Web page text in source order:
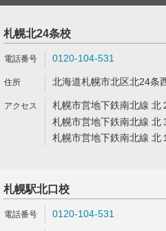
札幌北24条校
0120-104-531
北海道札幌市北区北24条
札幌市営地下鉄南北線 北
札幌市営地下鉄南北線 北
札幌市営地下鉄南北線 北
札幌駅北口校
0120-104-531